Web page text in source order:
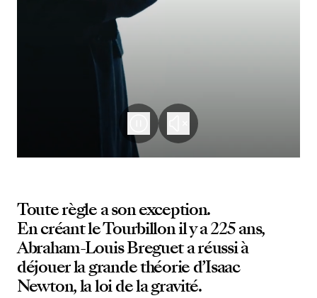
Toute règle a son exception.
En créant le Tourbillon il y a 225 ans,
Abraham-Louis Breguet a réussi à
déjouer la grande théorie d’Isaac
Newton, la loi de la gravité.